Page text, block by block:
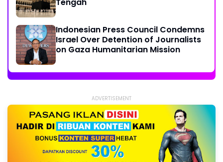
Tengah
Indonesian Press Council Condemns
Israel Over Detention of Journalists
on Gaza Humanitarian Mission
ADVERTISEMENT